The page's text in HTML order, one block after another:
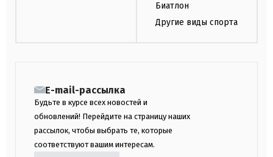
Биатлон
Другие виды спорта
E-mail-рассылка
Будьте в курсе всех новостей и
обновлений! Перейдите на страницу наших
рассылок, чтобы выбрать те, которые
соответствуют вашим интересам.